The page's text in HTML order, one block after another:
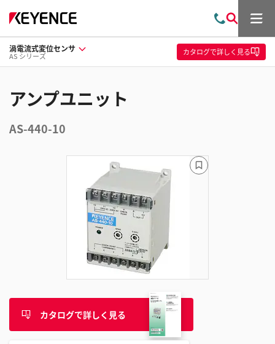
問
い
合
わ
索
メ
ュ
ー
渦電流式変位センサ
AS シリーズ カタログで詳しく見る
アンプユニット
AS-440-10
カタログで詳しく見る
ブ
ッ